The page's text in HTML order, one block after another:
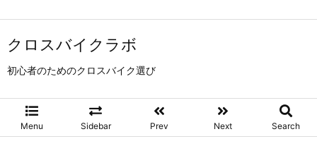
クロスバイクラボ
初心者のためのクロスバイク選び
Menu Sidebar Prev Next Search